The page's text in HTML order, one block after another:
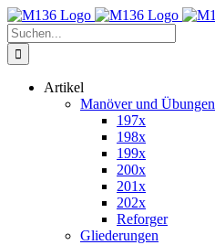
Zum
Inhalt
springen
Suche
nach:
Artikel
Manöver und Übungen
197x
198x
199x
200x
201x
202x
Reforger
Gliederungen